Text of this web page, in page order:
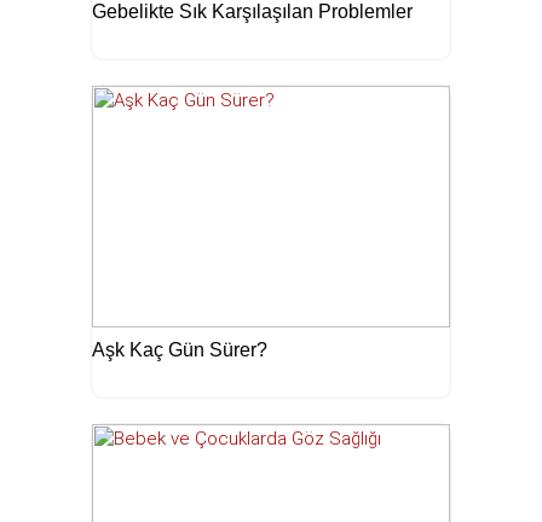
Gebelikte Sık Karşılaşılan Problemler
Aşk Kaç Gün Sürer?